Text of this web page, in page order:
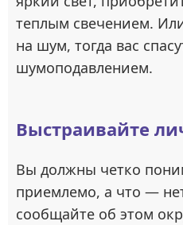
теплым свечением.
на шум, тогда вас
шумоподавлением.
Выстраивайте
Вы должны четко
приемлемо, а что —
сообщайте об этом